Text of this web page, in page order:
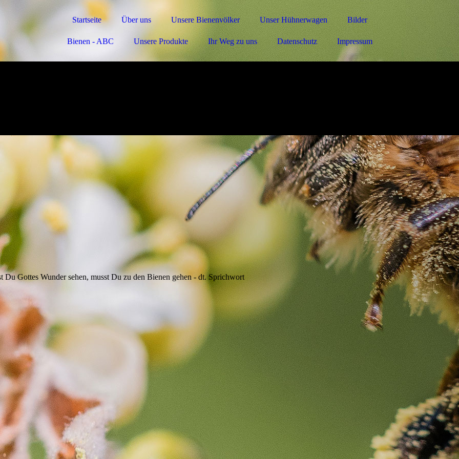
Startseite Über uns Unsere Bienenvölker Unser Hühnerwagen Bilder
Bienen - ABC Unsere Produkte Ihr Weg zu uns Datenschutz Impressum
Du Gottes Wunder sehen, musst Du zu den Bienen gehen - dt. Sprichwort